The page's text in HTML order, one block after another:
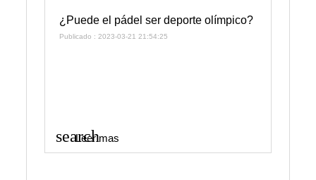
¿Puede el pádel ser deporte olímpico?
Publicado : 2023-03-21 21:54:25
search
Leer mas